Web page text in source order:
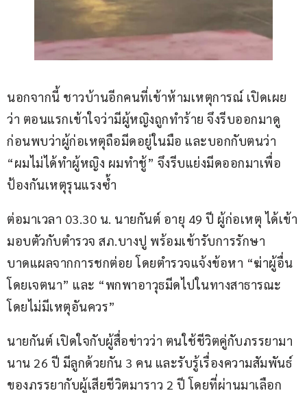
นอกจากนี้ ชาวบ้านอีกคนที่เข้าห้ามเหตุการณ์ เปิดเผย
ว่า ตอนแรกเข้าใจว่ามีผู้หญิงถูกทำร้าย จึงรีบออกมาดู
ก่อนพบว่าผู้ก่อเหตุถือมีดอยู่ในมือ และบอกกับตนว่า
“ผมไม่ได้ทำผู้หญิง ผมทำชู้” จึงรีบแย่งมีดออกมาเพื่อ
ป้องกันเหตุรุนแรงซ้ำ
ต่อมาเวลา 03.30 น. นายกันต์ อายุ 49 ปี ผู้ก่อเหตุ ได้เข้า
มอบตัวกับตำรวจ สภ.บางปู พร้อมเข้ารับการรักษา
บาดแผลจากการชกต่อย โดยตำรวจแจ้งข้อหา “ฆ่าผู้อื่น
โดยเจตนา” และ “พกพาอาวุธมีดไปในทางสาธารณะ
โดยไม่มีเหตุอันควร”
นายกันต์ เปิดใจกับผู้สื่อข่าวว่า ตนใช้ชีวิตคู่กับภรรยามา
นาน 26 ปี มีลูกด้วยกัน 3 คน และรับรู้เรื่องความสัมพันธ์
ของภรรยากับผู้เสียชีวิตมาราว 2 ปี โดยที่ผ่านมาเลือก